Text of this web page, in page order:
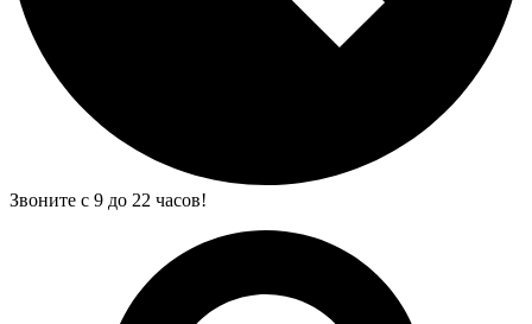
Звоните с 9 до 22 часов!